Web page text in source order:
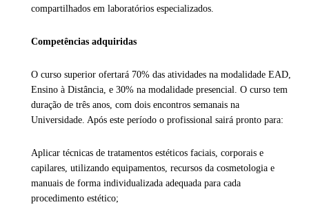
compartilhados em laboratórios especializados.
Competências adquiridas
O curso superior ofertará 70% das atividades na modalidade EAD,
Ensino à Distância, e 30% na modalidade presencial. O curso tem
duração de três anos, com dois encontros semanais na
Universidade. Após este período o profissional sairá pronto para:
Aplicar técnicas de tratamentos estéticos faciais, corporais e
capilares, utilizando equipamentos, recursos da cosmetologia e
manuais de forma individualizada adequada para cada
procedimento estético;